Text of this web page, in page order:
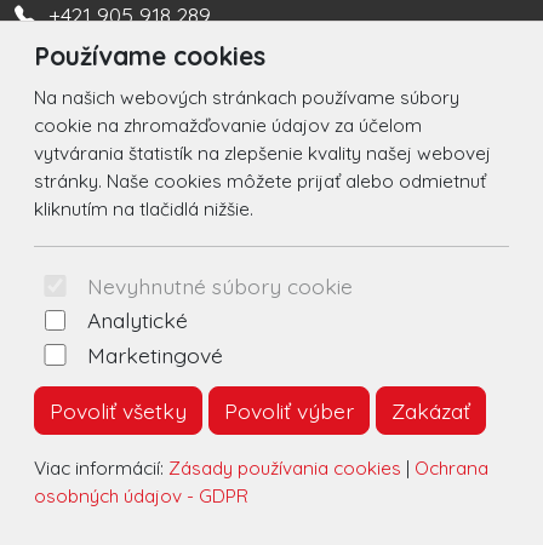
Používame cookies
Na našich webových stránkach používame súbory
cookie na zhromažďovanie údajov za účelom
vytvárania štatistík na zlepšenie kvality našej webovej
stránky. Naše cookies môžete prijať alebo odmietnuť
kliknutím na tlačidlá nižšie.
Nevyhnutné súbory cookie
Analytické
Marketingové
Povoliť všetky Povoliť výber Zakázať
Viac informácií: Zásady používania cookies | Ochrana
osobných údajov - GDPR
+421 905 918 289
Turistická informačná kancelária +421 917 450 666
Social
Facebook
Instagram
© 2026 Arrabella s.r.o., mayabella s.r.o., Všetky práva
Hosting: - Web: